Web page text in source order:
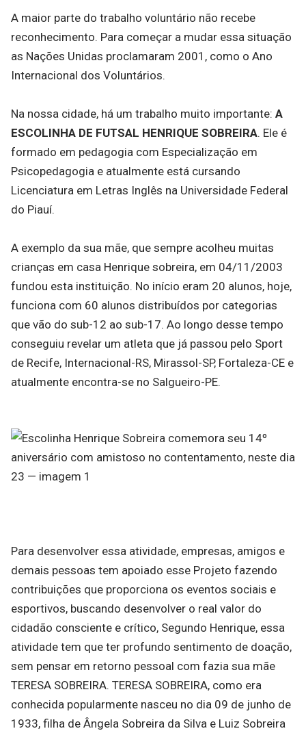
A maior parte do trabalho voluntário não recebe
reconhecimento. Para começar a mudar essa situação
as Nações Unidas proclamaram 2001, como o Ano
Internacional dos Voluntários.
Na nossa cidade, há um trabalho muito importante: A
ESCOLINHA DE FUTSAL HENRIQUE SOBREIRA. Ele é
formado em pedagogia com Especialização em
Psicopedagogia e atualmente está cursando
Licenciatura em Letras Inglês na Universidade Federal
do Piauí.
A exemplo da sua mãe, que sempre acolheu muitas
crianças em casa Henrique sobreira, em 04/11/2003
fundou esta instituição. No início eram 20 alunos, hoje,
funciona com 60 alunos distribuídos por categorias
que vão do sub-12 ao sub-17. Ao longo desse tempo
conseguiu revelar um atleta que já passou pelo Sport
de Recife, Internacional-RS, Mirassol-SP, Fortaleza-CE e
atualmente encontra-se no Salgueiro-PE.
Para desenvolver essa atividade, empresas, amigos e
demais pessoas tem apoiado esse Projeto fazendo
contribuições que proporciona os eventos sociais e
esportivos, buscando desenvolver o real valor do
cidadão consciente e crítico, Segundo Henrique, essa
atividade tem que ter profundo sentimento de doação,
sem pensar em retorno pessoal com fazia sua mãe
TERESA SOBREIRA. TERESA SOBREIRA, como era
conhecida popularmente nasceu no dia 09 de junho de
1933, filha de Ângela Sobreira da Silva e Luiz Sobreira